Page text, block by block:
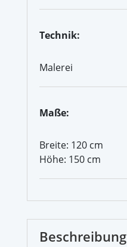
Technik:
Malerei
Maße:
Breite: 120 cm
Höhe: 150 cm
Beschreibung